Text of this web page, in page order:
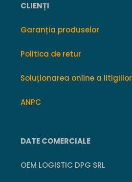
CLIENȚI
Garanția produselor
Politica de retur
Soluționarea online a litigiilor
ANPC
DATE COMERCIALE
OEM LOGISTIC DPG SRL